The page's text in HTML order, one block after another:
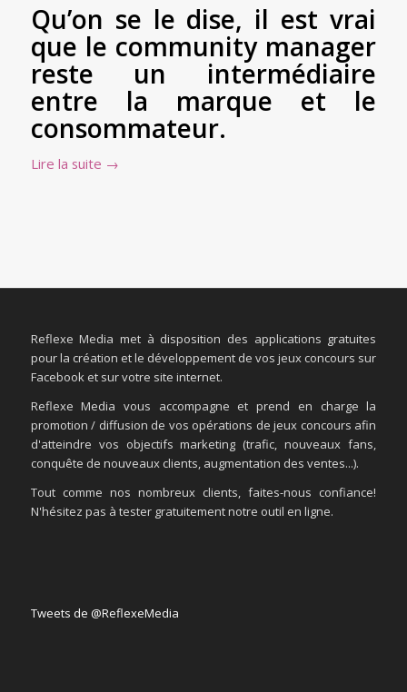
Qu’on se le dise, il est vrai
que le community manager
reste un intermédiaire
entre la marque et le
consommateur.
Lire la suite →
Reflexe Media met à disposition des applications gratuites
pour la création et le développement de vos jeux concours sur
Facebook et sur votre site internet.
Reflexe Media vous accompagne et prend en charge la
promotion / diffusion de vos opérations de jeux concours afin
d'atteindre vos objectifs marketing (trafic, nouveaux fans,
conquête de nouveaux clients, augmentation des ventes...).
Tout comme nos nombreux clients, faites-nous confiance!
N'hésitez pas à tester gratuitement notre outil en ligne.
Tweets de @ReflexeMedia